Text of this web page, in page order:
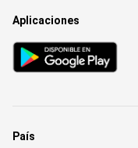
Aplicaciones
País